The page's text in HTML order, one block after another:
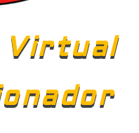
Virtual